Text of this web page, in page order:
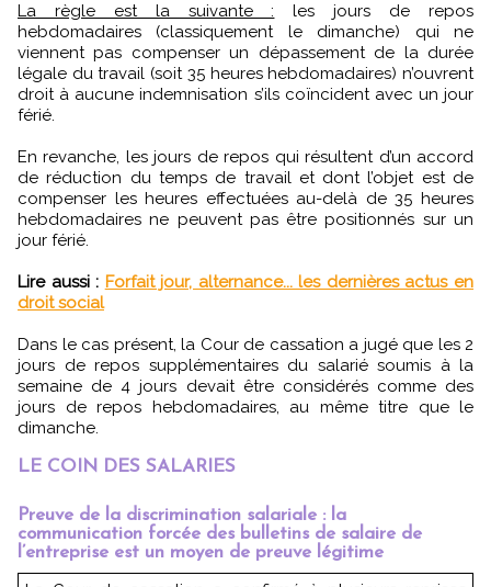
La règle est la suivante : les jours de repos
hebdomadaires (classiquement le dimanche) qui ne
viennent pas compenser un dépassement de la durée
légale du travail (soit 35 heures hebdomadaires) n’ouvrent
droit à aucune indemnisation s’ils coïncident avec un jour
férié.
En revanche, les jours de repos qui résultent d’un accord
de réduction du temps de travail et dont l’objet est de
compenser les heures effectuées au-delà de 35 heures
hebdomadaires ne peuvent pas être positionnés sur un
jour férié.
Lire aussi : Forfait jour, alternance... les dernières actus en
droit social
Dans le cas présent, la Cour de cassation a jugé que les 2
jours de repos supplémentaires du salarié soumis à la
semaine de 4 jours devait être considérés comme des
jours de repos hebdomadaires, au même titre que le
dimanche.
LE COIN DES SALARIES
Preuve de la discrimination salariale : la
communication forcée des bulletins de salaire de
l’entreprise est un moyen de preuve légitime